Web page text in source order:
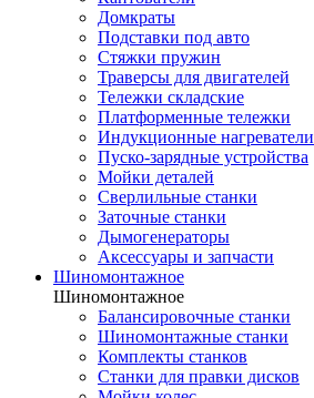
Домкраты
Подставки под авто
Стяжки пружин
Траверсы для двигателей
Тележки складские
Платформенные тележки
Индукционные нагреватели
Пуско-зарядные устройства
Мойки деталей
Сверлильные станки
Заточные станки
Дымогенераторы
Аксессуары и запчасти
Шиномонтажное
Шиномонтажное
Балансировочные станки
Шиномонтажные станки
Комплекты станков
Станки для правки дисков